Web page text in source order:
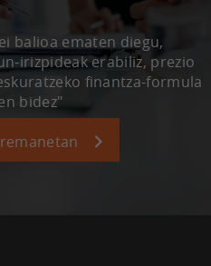
balioa ematen diegu,
irizpideak erabiliz, prezio
finantza-formula
bidez"